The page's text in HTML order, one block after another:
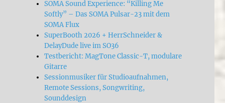
SOMA Sound Experience: “Killing Me
Softly” – Das SOMA Pulsar-23 mit dem
SOMA Flux
SuperBooth 2026 + HerrSchneider &
DelayDude live im SO36
Testbericht: MagTone Classic-T, modulare
Gitarre
Sessionmusiker für Studioaufnahmen,
Remote Sessions, Songwriting,
Sounddesign